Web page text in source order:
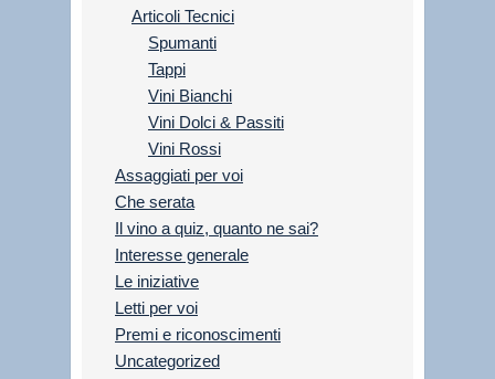
Articoli Tecnici
Spumanti
Tappi
Vini Bianchi
Vini Dolci & Passiti
Vini Rossi
Assaggiati per voi
Che serata
Il vino a quiz, quanto ne sai?
Interesse generale
Le iniziative
Letti per voi
Premi e riconoscimenti
Uncategorized